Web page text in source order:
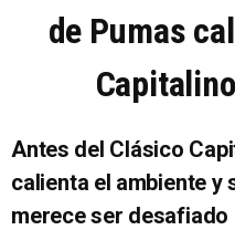
de Pumas
Antes del Clásico
calienta el ambiente y
merece ser desafiado